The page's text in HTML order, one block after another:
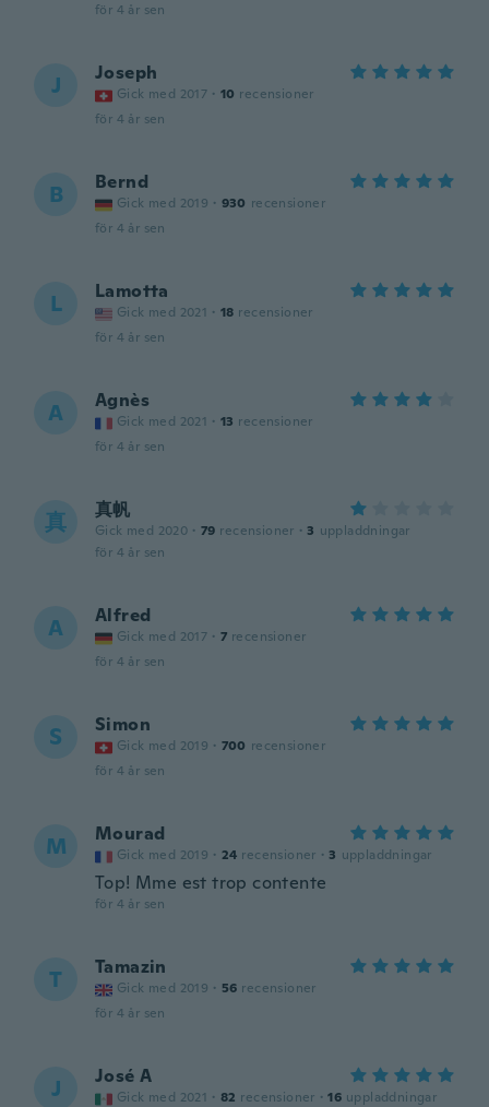
för 4 år sen
J Joseph
Gick med 2017 · 10 recensioner
för 4 år sen
B Bernd
Gick med 2019 · 930 recensioner
för 4 år sen
L Lamotta
Gick med 2021 · 18 recensioner
för 4 år sen
A Agnès
Gick med 2021 · 13 recensioner
för 4 år sen
真 真帆
Gick med 2020 · 79 recensioner · 3 uppladdningar
för 4 år sen
A Alfred
Gick med 2017 · 7 recensioner
för 4 år sen
S Simon
Gick med 2019 · 700 recensioner
för 4 år sen
M Mourad
Gick med 2019 · 24 recensioner · 3 uppladdningar
Top! Mme est trop contente
för 4 år sen
T Tamazin
Gick med 2019 · 56 recensioner
för 4 år sen
J José A
Gick med 2021 · 82 recensioner · 16 uppladdningar